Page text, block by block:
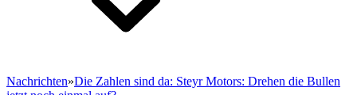
Nachrichten»Die Zahlen sind da: Steyr Motors: Drehen die Bullen